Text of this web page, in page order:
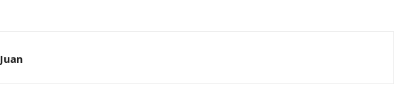
Juan